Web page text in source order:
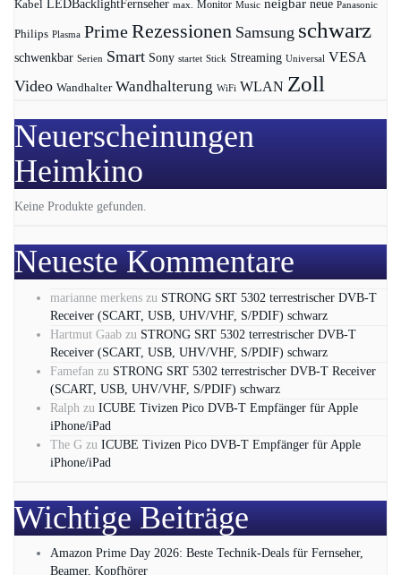
Kabel LEDBacklightFernseher max. Monitor Music neigbar neue Panasonic
Philips Plasma PrimeRezessionen Samsung schwarz
schwenkbar Serien Smart Sony startet Stick Streaming Universal VESA
Video Wandhalter Wandhalterung WiFi WLAN Zoll
Neuerscheinungen
Heimkino
Keine Produkte gefunden.
Neueste Kommentare
marianne merkens zu STRONG SRT 5302 terrestrischer DVB-T
Receiver (SCART, USB, UHV/VHF, S/PDIF) schwarz
Hartmut Gaab zu STRONG SRT 5302 terrestrischer DVB-T
Receiver (SCART, USB, UHV/VHF, S/PDIF) schwarz
Famefan zu STRONG SRT 5302 terrestrischer DVB-T Receiver
(SCART, USB, UHV/VHF, S/PDIF) schwarz
Ralph zu ICUBE Tivizen Pico DVB-T Empfänger für Apple
iPhone/iPad
The G zu ICUBE Tivizen Pico DVB-T Empfänger für Apple
iPhone/iPad
Wichtige Beiträge
Amazon Prime Day 2026: Beste Technik-Deals für Fernseher,
Beamer, Kopfhörer